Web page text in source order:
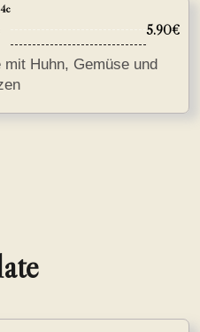
4c
5.90€
mit Huhn, Gemüse und